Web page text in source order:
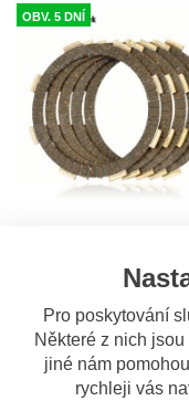
Pro poskytování
Některé z nich
jiné nám
rychleji vás
OBV. 5 DNÍ